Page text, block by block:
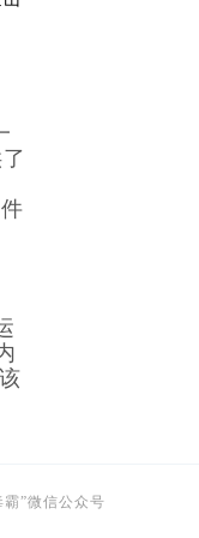
霸”微信公众号